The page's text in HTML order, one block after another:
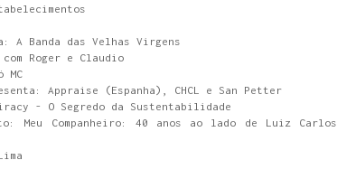
A Banda das Velhas Virgens
Roger e Claudio
MC
Appraise (Espanha), CHCL e San Petter
- O Segredo da Sustentabilidade
Meu Companheiro: 40 anos ao lado de Luiz Carlos